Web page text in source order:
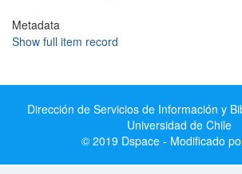
Metadata
Show full item record
Dirección de Servicios de Información y
Universidad de Chile
© 2019 Dspace - Modificado